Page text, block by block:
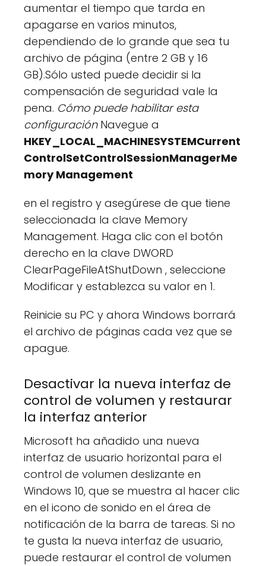
aumentar el tiempo que tarda en
apagarse en varios minutos,
dependiendo de lo grande que sea tu
archivo de página (entre 2 GB y 16
GB).Sólo usted puede decidir si la
compensación de seguridad vale la
pena. Cómo puede habilitar esta
configuraciónNavegue a
HKEY_LOCAL_MACHINESYSTEMCurrent
ControlSetControlSessionManagerMe
mory Management
en el registro y asegúrese de que tiene
seleccionada la clave Memory
Management. Haga clic con el botón
derecho en la clave DWORD
ClearPageFileAtShutDown , seleccione
Modificar y establezca su valor en 1.
Reinicie su PC y ahora Windows borrará
el archivo de páginas cada vez que se
apague.
Desactivar la nueva interfaz de
control de volumen y restaurar
la interfaz anterior
Microsoft ha añadido una nueva
interfaz de usuario horizontal para el
control de volumen deslizante en
Windows 10, que se muestra al hacer clic
en el icono de sonido en el área de
notificación de la barra de tareas. Si no
te gusta la nueva interfaz de usuario,
puede restaurar el control de volumen